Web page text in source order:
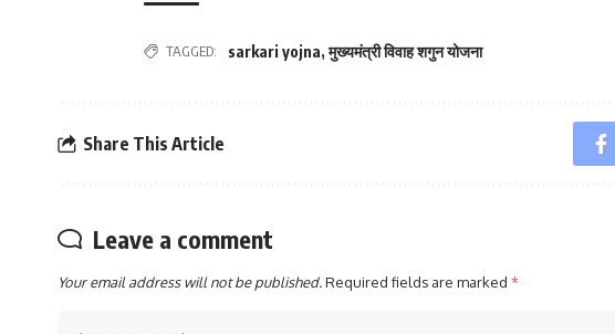
TAGGED: sarkari yojna,मुख्यमंत्री विवाह शगुन योजना
Share This Article
Leave a comment
Your email address will not be published.Required fields are marked *